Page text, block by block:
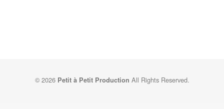
© 2026 Petit à Petit Production All Rights Reserved.